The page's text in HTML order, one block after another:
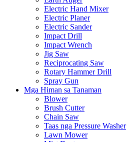
Electric Hand Mixer
Electric Planer
Electric Sander
Impact Drill
Impact Wrench
Jig Saw
Reciprocating Saw
Rotary Hammer Drill
Spray Gun
Mga Himan sa Tanaman
Blower
Brush Cutter
Chain Saw
Taas nga Pressure Washer
Lawn Mower